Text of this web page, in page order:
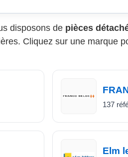
disposons de pièces
Cliquez sur une marque
137
Elm